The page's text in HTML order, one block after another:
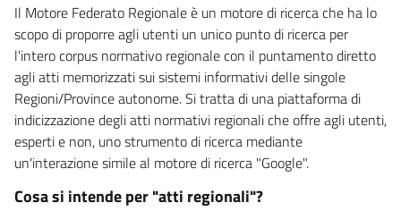
Il Motore Federato Regionale è un motore di ricerca che ha lo
scopo di proporre agli utenti un unico punto di ricerca per
l'intero corpus normativo regionale con il puntamento diretto
agli atti memorizzati sui sistemi informativi delle singole
Regioni/Province autonome. Si tratta di una piattaforma di
indicizzazione degli atti normativi regionali che offre agli utenti,
esperti e non, uno strumento di ricerca mediante
un'interazione simile al motore di ricerca "Google".
Cosa si intende per "atti regionali"?